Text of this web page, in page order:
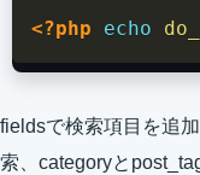
<?php echo
fieldsで検索項目を追
索、categoryと